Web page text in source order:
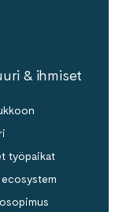
& ihmiset
työpaikat